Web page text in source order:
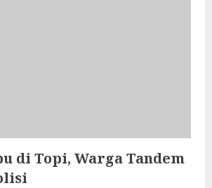
di Topi, Warga Tandem